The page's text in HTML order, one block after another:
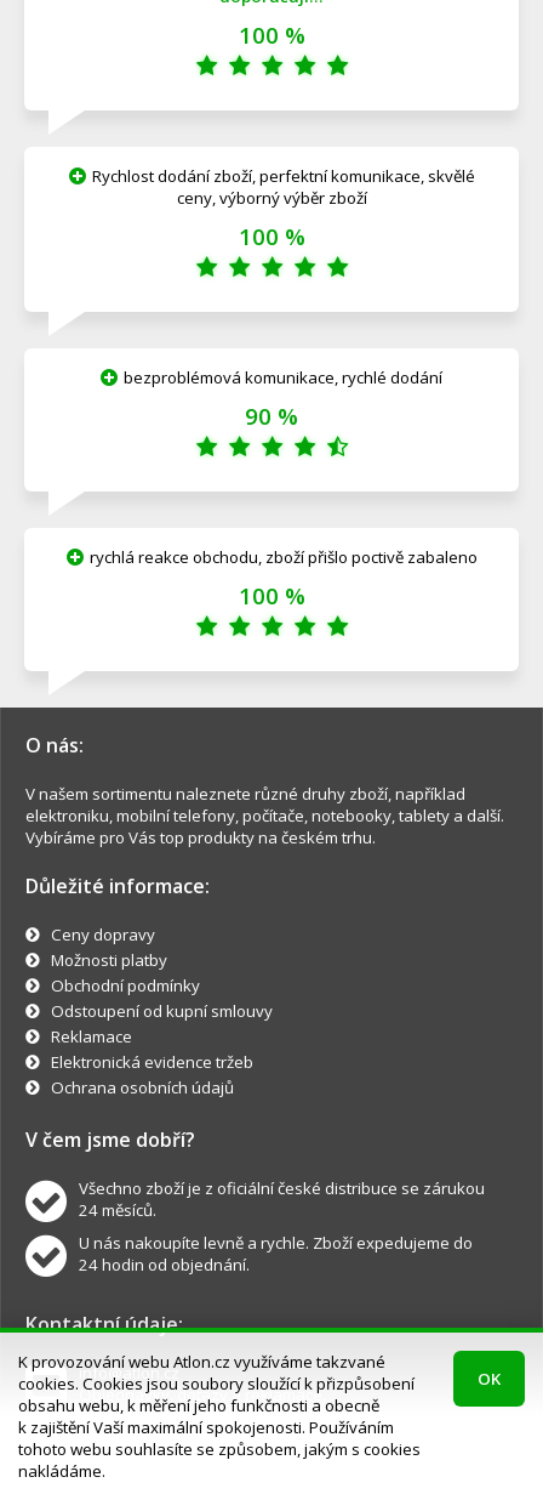
100 %
Rychlost dodání zboží, perfektní komunikace, skvělé
ceny, výborný výběr zboží
100 %
bezproblémová komunikace, rychlé dodání
90 %
rychlá reakce obchodu, zboží přišlo poctivě zabaleno
100 %
O nás:
V našem sortimentu naleznete různé druhy zboží, například
elektroniku, mobilní telefony, počítače, notebooky, tablety a další.
Vybíráme pro Vás top produkty na českém trhu.
Důležité informace:
Ceny dopravy
Možnosti platby
Obchodní podmínky
Odstoupení od kupní smlouvy
Reklamace
Elektronická evidence tržeb
Ochrana osobních údajů
V čem jsme dobří?
Všechno zboží je z oficiální české distribuce se zárukou
24 měsíců.
U nás nakoupíte levně a rychle. Zboží expedujeme do
24 hodin od objednání.
Kontaktní údaje:
info@atlon.cz
Objednávky, dotazy a reklamace.
K provozování webu Atlon.cz využíváme takzvané
cookies. Cookies jsou soubory sloužící k přizpůsobení
obsahu webu, k měření jeho funkčnosti a obecně
k zajištění Vaší maximální spokojenosti. Používáním
tohoto webu souhlasíte se způsobem, jakým s cookies
nakládáme.
OK